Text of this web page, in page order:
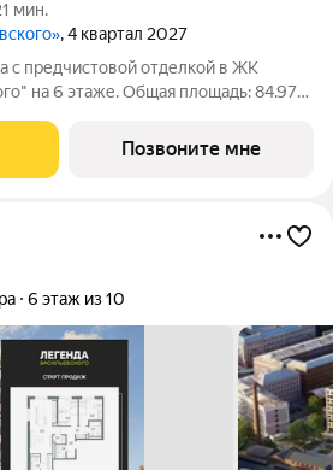
мин.
, 4 квартал 2027
с предчистовой отделкой в ЖК
на 6 этаже. Общая площадь: 84.97
очень светлая, без
Позвоните мне
6 этаж из 10